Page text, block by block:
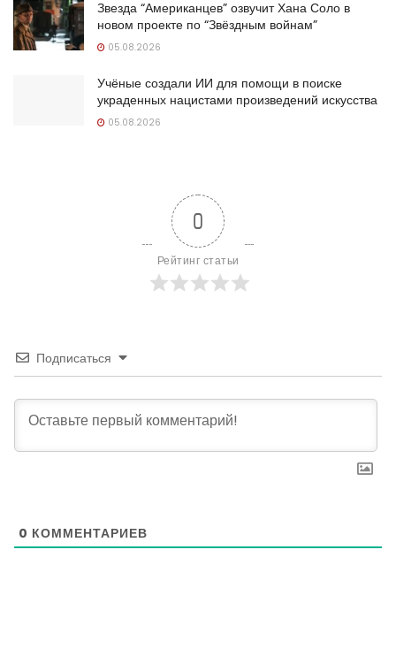
Звезда “Американцев” озвучит Хана Соло в
новом проекте по “Звёздным войнам”
05.08.2026
Учёные создали ИИ для помощи в поиске
украденных нацистами произведений искусства
05.08.2026
0
Рейтинг статьи
Подписаться
0 КОММЕНТАРИЕВ